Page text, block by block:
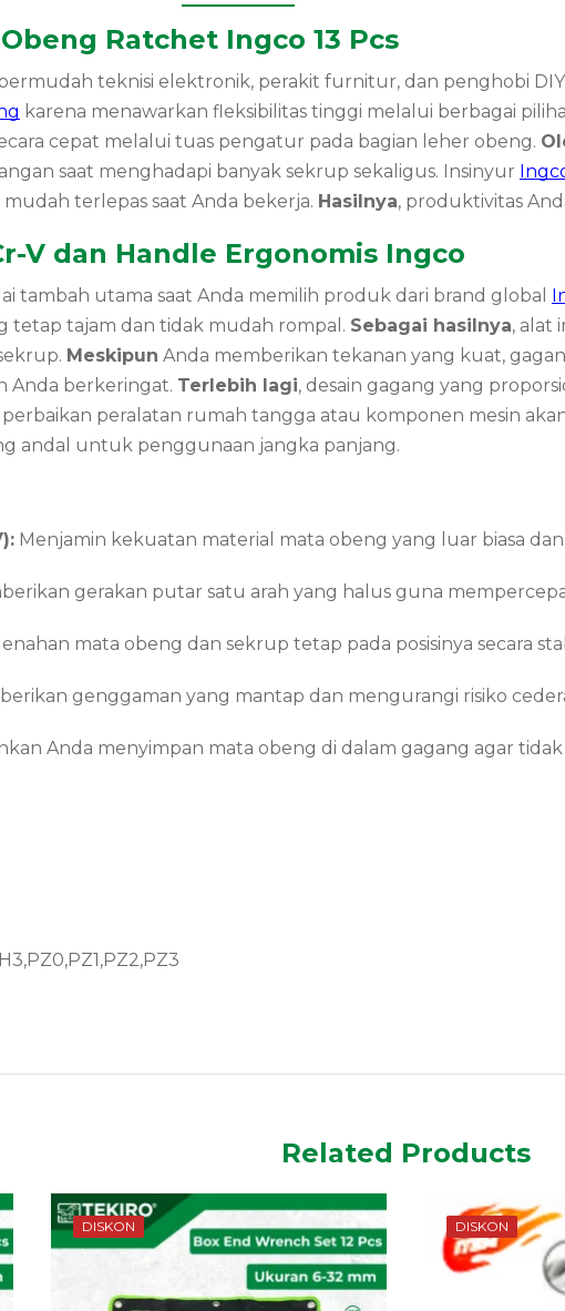
Ratchet Ingco 13 Pcs
teknisi elektronik, perakit furnitur, dan penghobi
karena menawarkan fleksibilitas tinggi melalui berbagai
cepat melalui tuas pengatur pada bagian leher obeng.
saat menghadapi banyak sekrup sekaligus. Insinyur
terlepas saat Anda bekerja. Hasilnya, produktivitas
V dan Handle Ergonomis Ingco
tambah utama saat Anda memilih produk dari brand global
tetap tajam dan tidak mudah rompal. Sebagai hasilnya, alat
Meskipun Anda memberikan tekanan yang kuat,
Anda berkeringat. Terlebih lagi, desain gagang yang
perbaikan peralatan rumah tangga atau komponen mesin
andal untuk penggunaan jangka panjang.
Menjamin kekuatan material mata obeng yang luar biasa
gerakan putar satu arah yang halus guna
mata obeng dan sekrup tetap pada posisinya secara
genggaman yang mantap dan mengurangi risiko
Anda menyimpan mata obeng di dalam gagang agar
Related Products
DISKON DISKON